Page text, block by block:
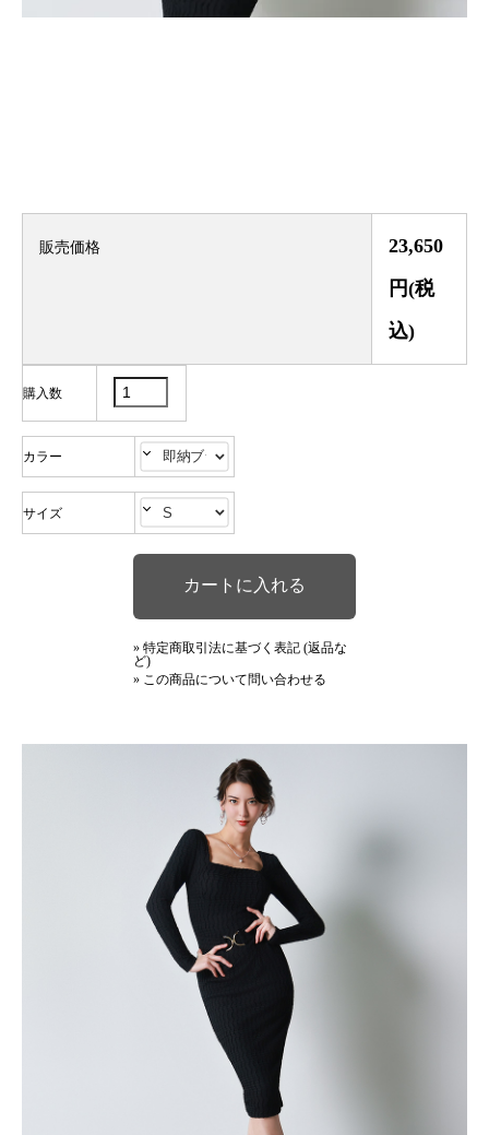
販売価格
23,650
円(税
込)
購入数
カラー
サイズ
» 特定商取引法に基づく表記 (返品な
ど)
» この商品について問い合わせる